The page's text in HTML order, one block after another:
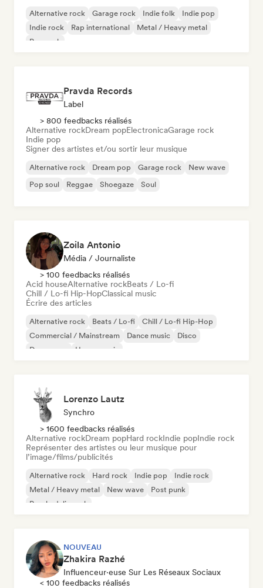
Alternative rock Garage rock Indie folk
Indie pop
Indie rock
Rap international
Metal / Heavy metal
Pop rock
Pravda Records
Label
> 800 feedbacks réalisés
Alternative rockDream popElectronicaGarage rock
Indie pop
Signer des artistes et/ou sortir leur musique
Alternative rock Dream pop Garage rock
New wave
Pop soul
Reggae Shoegaze Soul
Zoila Antonio
Média / Journaliste
> 100 feedbacks réalisés
Acid houseAlternative rockBeats / Lo-fi
Chill / Lo-fi Hip-HopClassical music
Écrire des articles
Alternative rock Beats / Lo-fi
Chill / Lo-fi Hip-Hop
Commercial / Mainstream
Dance music
Disco
Dream pop
House music
Lorenzo Lautz
Synchro
> 1600 feedbacks réalisés
Alternative rockDream popHard rockIndie popIndie rock
Représenter des artistes ou leur musique pour
l’image/films/publicités
Alternative rock Hard rock Indie pop
Indie rock
Metal / Heavy metal
New wave
Post punk
Psychedelic rock
NOUVEAU
Zhakira Razhé
Influenceur·euse Sur Les Réseaux Sociaux
< 100 feedbacks réalisés